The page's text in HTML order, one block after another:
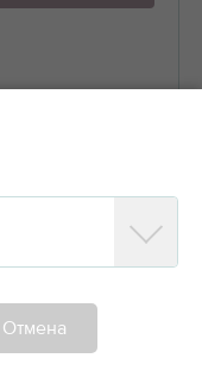
Борт 5 тонн
Отмена